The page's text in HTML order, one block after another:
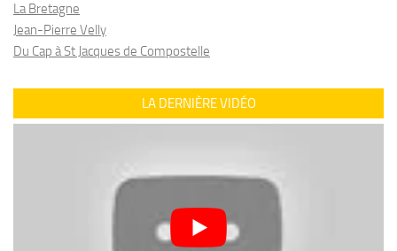
La Bretagne
Jean-Pierre Velly
Du Cap à St Jacques de Compostelle
LA DERNIÈRE VIDÉO